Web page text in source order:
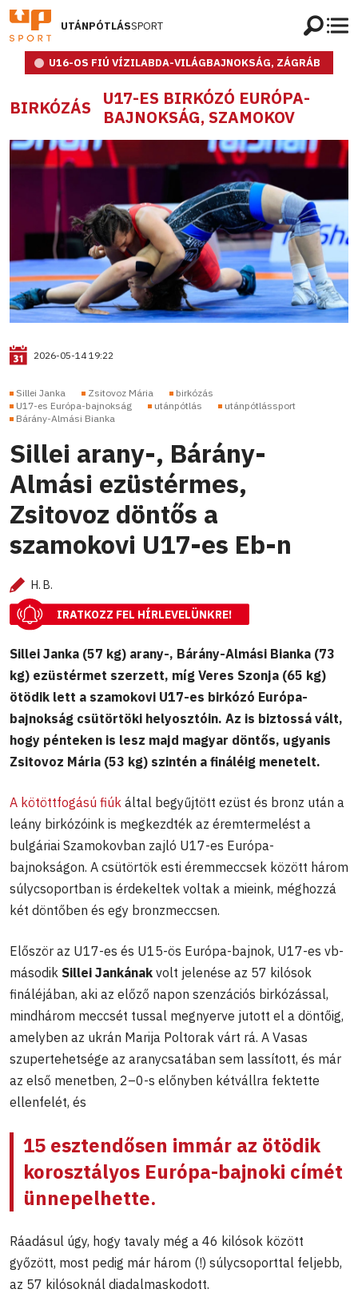
UTÁNPÓTLÁSSPORT
U16-OS FIÚ VÍZILABDA-VILÁGBAJNOKSÁG, ZÁGRÁB
BIRKÓZÁS
U17-ES BIRKÓZÓ EURÓPA-
BAJNOKSÁG, SZAMOKOV
2026-05-14 19:22
Sillei Janka Zsitovoz Mária
birkózás
U17-es Európa-bajnokság
utánpótlás
utánpótlássport
Bárány-Almási Bianka
Sillei arany-, Bárány-
Almási ezüstérmes,
Zsitovoz döntős a
szamokovi U17-es Eb-n
H. B.
IRATKOZZ FEL HÍRLEVELÜNKRE!
Sillei Janka (57 kg) arany-, Bárány-Almási Bianka (73
kg) ezüstérmet szerzett, míg Veres Szonja (65 kg)
ötödik lett a szamokovi U17-es birkózó Európa-
bajnokság csütörtöki helyosztóin. Az is biztossá vált,
hogy pénteken is lesz majd magyar döntős, ugyanis
Zsitovoz Mária (53 kg) szintén a fináléig menetelt.
A kötöttfogású fiúk által begyűjtött ezüst és bronz után a
leány birkózóink is megkezdték az éremtermelést a
bulgáriai Szamokovban zajló U17-es Európa-
bajnokságon. A csütörtök esti éremmeccsek között három
súlycsoportban is érdekeltek voltak a mieink, méghozzá
két döntőben és egy bronzmeccsen.
Először az U17-es és U15-ös Európa-bajnok, U17-es vb-
második Sillei Jankának volt jelenése az 57 kilósok
fináléjában, aki az előző napon szenzációs birkózással,
mindhárom meccsét tussal megnyerve jutott el a döntőig,
amelyben az ukrán Marija Poltorak várt rá. A Vasas
szupertehetsége az aranycsatában sem lassított, és már
az első menetben, 2–0-s előnyben kétvállra fektette
ellenfelét, és
15 esztendősen immár az ötödik
korosztályos Európa-bajnoki címét
ünnepelhette.
Ráadásul úgy, hogy tavaly még a 46 kilósok között
győzött, most pedig már három (!) súlycsoporttal feljebb,
az 57 kilósoknál diadalmaskodott.